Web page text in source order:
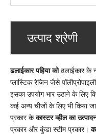
उत्पाद श्रेणी
ढलाईकार पहिया कोढलाईकार के
प्लास्टिक रेजिन जैसे
इसका उपयोग भार उठाने के लिए
कई अन्य चीजों के लिए भी किया
प्रकार केकास्टर व्हील का
प्रकार और कुंडा स्टीम प्रकार।